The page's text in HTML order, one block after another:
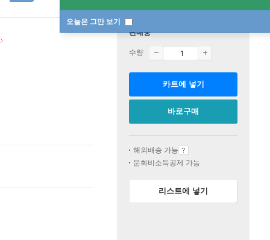
오늘은 그만 보기
판매중
수량
카트에 넣기
바로구매
해외배송 가능
문화비소득공제 가능
리스트에 넣기